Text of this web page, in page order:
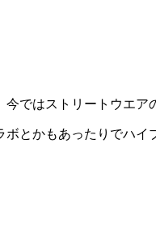
ではストリートウエ
とかもあったりでハ